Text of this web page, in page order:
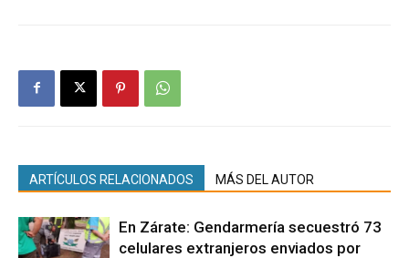
ARTÍCULOS RELACIONADOS MÁS DEL AUTOR
En Zárate: Gendarmería secuestró 73
celulares extranjeros enviados por